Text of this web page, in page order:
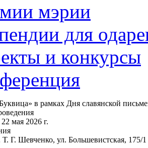
мэрии
для
и конкурсы
в рамках Дня славянской
мая 2026 г.
Г. Шевченко, ул. Большевистская, 175/